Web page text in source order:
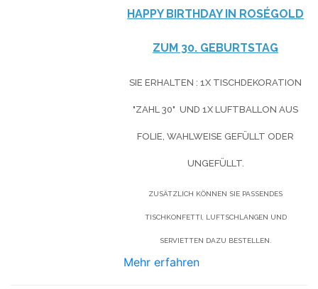
HAPPY BIRTHDAY IN ROSÉGOLD
ZUM 30. GEBURTSTAG
SIE ERHALTEN : 1X TISCHDEKORATION
"ZAHL 30" UND 1X LUFTBALLON AUS
FOLIE, WAHLWEISE GEFÜLLT ODER
UNGEFÜLLT.
ZUSÄTZLICH KÖNNEN SIE PASSENDES
TISCHKONFETTI, LUFTSCHLANGEN UND
SERVIETTEN DAZU BESTELLEN.
Mehr erfahren